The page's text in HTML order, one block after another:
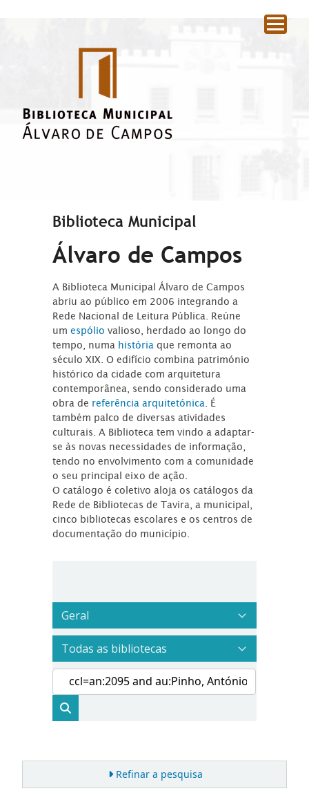
Biblioteca Municipal
Álvaro de Campos
A Biblioteca Municipal Álvaro de Campos
abriu ao público em 2006 integrando a
Rede Nacional de Leitura Pública. Reúne
umespóliovalioso, herdado ao longo do
tempo, numa história que remonta ao
século XIX. O edifício combina património
histórico da cidade com arquitetura
contemporânea, sendo considerado uma
obra de referência arquitetónica . É
também palco de diversas atividades
culturais. A Biblioteca tem vindo a adaptar-
se às novas necessidades de informação,
tendo no envolvimento com a comunidade
o seu principal eixo de ação.
O catálogo é coletivo aloja os catálogos da
Rede de Bibliotecas de Tavira, a municipal,
cinco bibliotecas escolares e os centros de
documentação do município.
Refinar a pesquisa